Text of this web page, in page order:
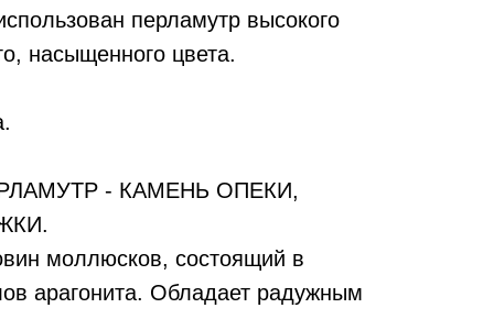
перламутр высокого
насыщенного цвета.
- КАМЕНЬ ОПЕКИ,
моллюсков, состоящий в
арагонита. Обладает радужным